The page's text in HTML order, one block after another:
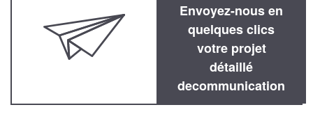
Envoyez-nous en
quelques clics
votre projet
détaillé
decommunication